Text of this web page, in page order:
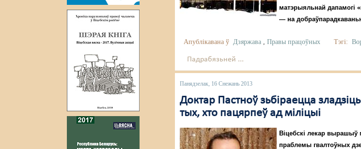
матэрыяльнай дапамогі
— на
Апублікавана ў Дзяржава ,Правы працоўных Тэгі:
Падрабязьней ...
Панядзелак, 16 Снежань 2013
Доктар Пастноў зьбіраецца
тых, хто пацярпеў ад міліцыі
Віцебскі лекар вырашыў
праблемы гвалтоўных